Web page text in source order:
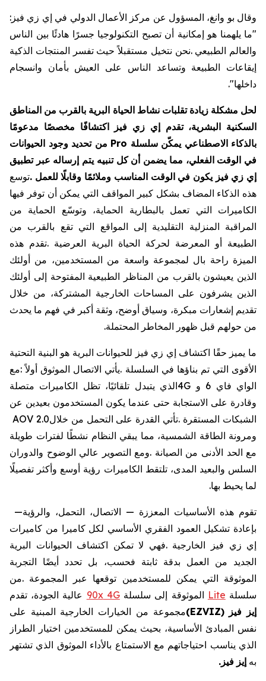
وقال بو وانغ، المسؤول عن مركز الأعمال الدولي في إي زي فيز :
"ما يلهمنا هو إمكانية أن تصبح التكنولوجيا جسرًا هادئًا بين الناس
والعالم الطبيعي .نحن نتخيل مستقبلاً حيث تفسر المنتجات الذكية
إيقاعات الطبيعة وتساعد الناس على العيش بأمان وانسجام
داخلها."
لحل مشكلة زيادة تقلبات نشاط الحياة البرية بالقرب من المناطق
السكنية البشرية، تقدم إي زي فيز اكتشافًا مخصصًا مدعومًا
بالذكاء الاصطناعي يمكّن سلسلة Pro من تحديد وجود الحيوانات
في الوقت الفعلي، مما يضمن أن كل تنبيه يتم إرساله عبر تطبيق
إي زي فيز يكون في الوقت المناسب وملائمًا وقابلًا للعمل .توسع
هذه الذكاء المضاف بشكل كبير المواقف التي يمكن أن توفر فيها
الكاميرات التي تعمل بالبطارية الحماية، وتوسّع الحماية من
المراقبة المنزلية التقليدية إلى المواقع التي تقع بالقرب من
الطبيعة أو المعرضة لحركة الحياة البرية العرضية .تقدم هذه
الميزة راحة بال لمجموعة واسعة من المستخدمين، من أولئك
الذين يعيشون بالقرب من المناظر الطبيعية المفتوحة إلى أولئك
الذين يشرفون على المساحات الخارجية المشتركة، من خلال
تقديم إشعارات مبكرة، وسياق أوضح، وثقة أكبر في فهم ما يحدث
من حولهم قبل ظهور المخاطر المحتملة.
ما يميز حقًا اكتشاف إي زي فيز للحيوانات البرية هو البنية التحتية
الأقوى التي تم بناؤها في السلسلة .يأتي الاتصال الموثوق أولاً:مع
الواي فاي 6 و 4Gالذي يتبدل تلقائيًا، تظل الكاميرات متصلة
وقادرة على الاستجابة حتى عندما يكون المستخدمون بعيدين عن
الشبكات المستقرة .تأتي القدرة على التحمل من خلالAOV 2.0
ومرونة الطاقة الشمسية، مما يبقي النظام نشطًا لفترات طويلة
مع الحد الأدنى من الصيانة .ومع التصوير عالي الوضوح والدوران
السلس والبعيد المدى، تلتقط الكاميرات رؤية أوسع وأكثر تفصيلًا
لما يحيط بها.
تقوم هذه الأساسيات المعززة — الاتصال، التحمل، والرؤية—
بإعادة تشكيل العمود الفقري الأساسي لكل كاميرا من كاميرات
إي زي فيز الخارجية .فهي لا تمكن اكتشاف الحيوانات البرية
الجديد من العمل بدقة ثابتة فحسب، بل تحدد أيضًا التجربة
الموثوقة التي يمكن للمستخدمين توقعها عبر المجموعة .من
سلسلة Lite الموثوقة إلى سلسلة 90x4G عالية الجودة، تقدم
إيز فيز (EZVIZ) مجموعة من الخيارات الخارجية المبنية على
نفس المبادئ الأساسية، بحيث يمكن للمستخدمين اختيار الطراز
الذي يناسب احتياجاتهم مع الاستمتاع بالأداء الموثوق الذي تشتهر
به إيز فيز .